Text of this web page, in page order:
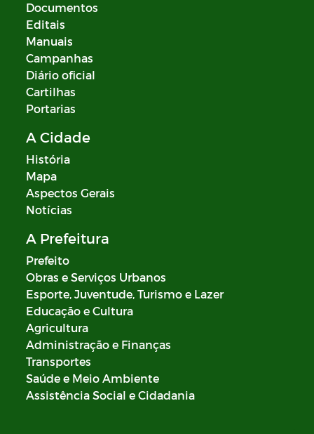
Documentos
Editais
Manuais
Campanhas
Diário oficial
Cartilhas
Portarias
A Cidade
História
Mapa
Aspectos Gerais
Notícias
A Prefeitura
Prefeito
Obras e Serviços Urbanos
Esporte, Juventude, Turismo e Lazer
Educação e Cultura
Agricultura
Administração e Finanças
Transportes
Saúde e Meio Ambiente
Assistência Social e Cidadania